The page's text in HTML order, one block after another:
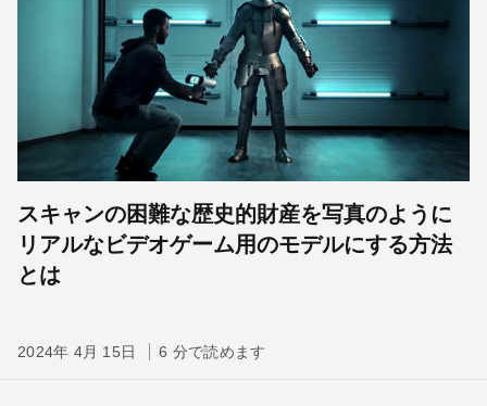
スキャンの困難な歴史的財産を写真のように
リアルなビデオゲーム用のモデルにする方法
とは
2024年 4月 15日 6 分で読めます